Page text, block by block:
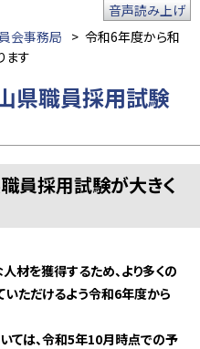
会事務局 > 令和6年度から和
ます
音声読み上げ
県職員採用試験
員採用試験が大きく
材を獲得するため、より多くの
ただけるよう令和6年度から
ては、令和5年10月時点での予